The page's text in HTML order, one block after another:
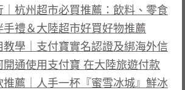
｜杭州超市必買推薦：飲料、零食
手禮＆大陸超市好買好物推薦
教學｜支付寶實名認證及綁海外信
開通使用支付寶 在大陸旅遊付款
推薦｜人手一杯『蜜雪冰城』鮮冰